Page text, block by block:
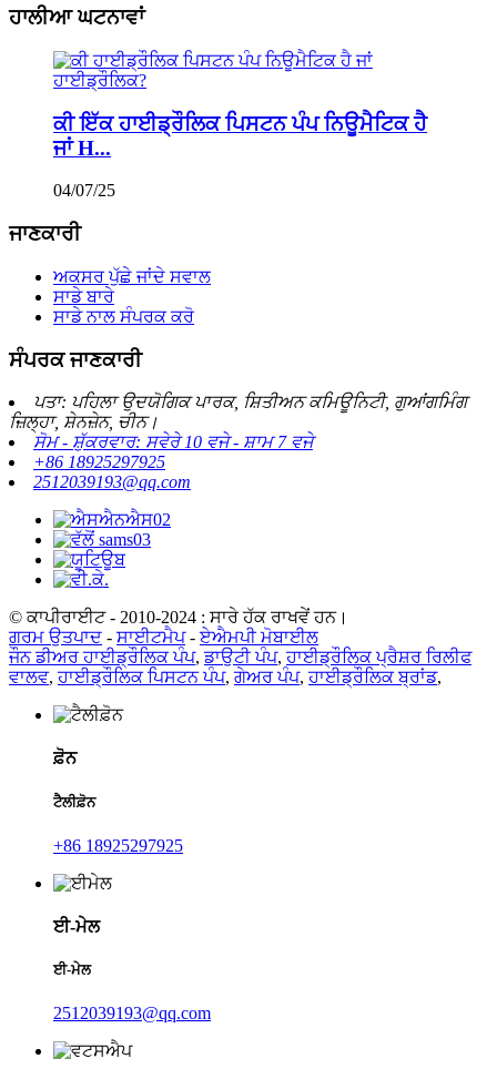
ਹਾਲੀਆ ਘਟਨਾਵਾਂ
ਕੀ ਇੱਕ ਹਾਈਡ੍ਰੌਲਿਕ ਪਿਸਟਨ ਪੰਪ ਨਿਊਮੈਟਿਕ ਹੈ
ਜਾਂ H...
04/07/25
ਜਾਣਕਾਰੀ
ਅਕਸਰ ਪੁੱਛੇ ਜਾਂਦੇ ਸਵਾਲ
ਸਾਡੇ ਬਾਰੇ
ਸਾਡੇ ਨਾਲ ਸੰਪਰਕ ਕਰੋ
ਸੰਪਰਕ ਜਾਣਕਾਰੀ
ਪਤਾ: ਪਹਿਲਾ ਉਦਯੋਗਿਕ ਪਾਰਕ, ​​ਸ਼ਿਤੀਅਨ ਕਮਿਊਨਿਟੀ, ਗੁਆਂਗਮਿੰਗ
ਜ਼ਿਲ੍ਹਾ, ਸ਼ੇਨਜ਼ੇਨ, ਚੀਨ।
ਸੋਮ - ਸ਼ੁੱਕਰਵਾਰ: ਸਵੇਰੇ 10 ਵਜੇ - ਸ਼ਾਮ 7 ਵਜੇ
+86 18925297925
2512039193@qq.com
© ਕਾਪੀਰਾਈਟ - 2010-2024 : ਸਾਰੇ ਹੱਕ ਰਾਖਵੇਂ ਹਨ।
ਗਰਮ ਉਤਪਾਦ - ਸਾਈਟਮੈਪ-ਏਐਮਪੀ ਮੋਬਾਈਲ
ਜੌਨ ਡੀਅਰ ਹਾਈਡ੍ਰੌਲਿਕ ਪੰਪ,ਡਾਉਟੀ ਪੰਪ,ਹਾਈਡ੍ਰੌਲਿਕ ਪ੍ਰੈਸ਼ਰ ਰਿਲੀਫ
ਵਾਲਵ,ਹਾਈਡ੍ਰੌਲਿਕ ਪਿਸਟਨ ਪੰਪ, ਗੇਅਰ ਪੰਪ,ਹਾਈਡ੍ਰੌਲਿਕ ਬ੍ਰਾਂਡ,
ਫ਼ੋਨ
ਟੈਲੀਫ਼ੋਨ
+86 18925297925
ਈ-ਮੇਲ
ਈ-ਮੇਲ
2512039193@qq.com